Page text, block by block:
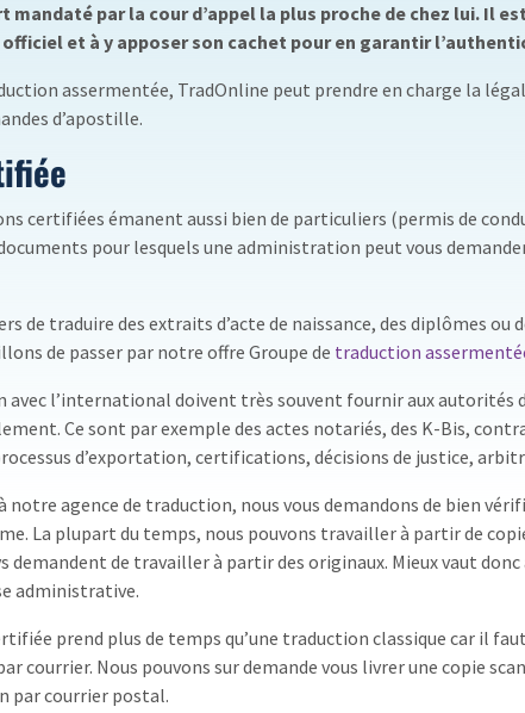
mandaté par la cour d’appel la plus proche de chez lui. Il
et à y apposer son cachet pour en garantir
assermentée, TradOnline peut prendre en charge la
d’apostille.
certifiées émanent aussi bien de particuliers (permis de
pour lesquels une administration peut vous
de traduire des extraits d’acte de naissance, des diplômes ou
de passer par notre offre Groupe de traduction
avec l’international doivent très souvent fournir aux autorités
Ce sont par exemple des actes notariés, des K-Bis,
d’exportation, certifications, décisions de justice,
notre agence de traduction, nous vous demandons de bien
La plupart du temps, nous pouvons travailler à partir de
demandent de travailler à partir des originaux. Mieux vaut
administrative.
prend plus de temps qu’une traduction classique car il
courrier. Nous pouvons sur demande vous livrer une copie
par courrier postal.